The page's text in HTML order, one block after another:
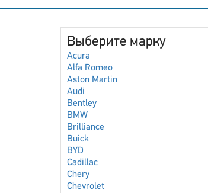
Выберите марку
Acura
Alfa Romeo
Aston Martin
Audi
Bentley
BMW
Brilliance
Buick
BYD
Cadillac
Chery
Chevrolet